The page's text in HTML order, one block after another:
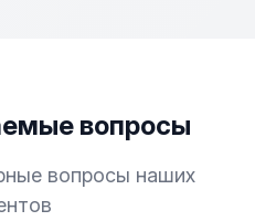
вопросы
вопросы наших